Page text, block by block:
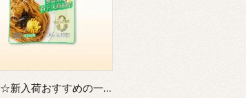
☆新入荷おすすめの一品☆葱油拌麺の素（上海風まぜ麺の素30g×5袋入／150g）／※常温または冷蔵発送可【冷凍不可】